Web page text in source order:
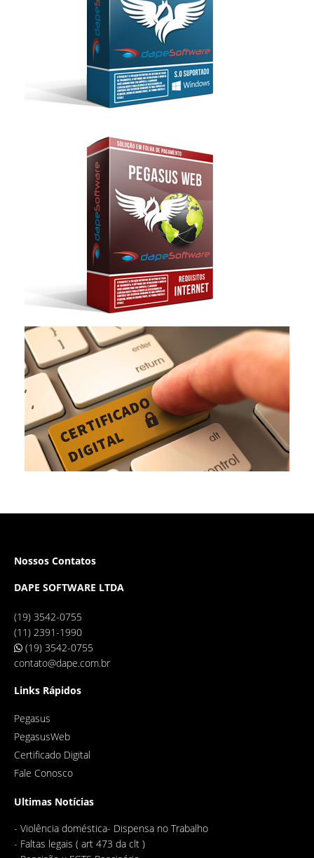
Nossos Contatos
DAPE SOFTWARE LTDA
(19) 3542-0755
(11) 2391-1990
(19) 3542-0755
contato@dape.com.br
Links Rápidos
Pegasus
PegasusWeb
Certificado Digital
Fale Conosco
Ultimas Notícias
- Violência doméstica- Dispensa no Trabalho
- Faltas legais ( art 473 da clt )